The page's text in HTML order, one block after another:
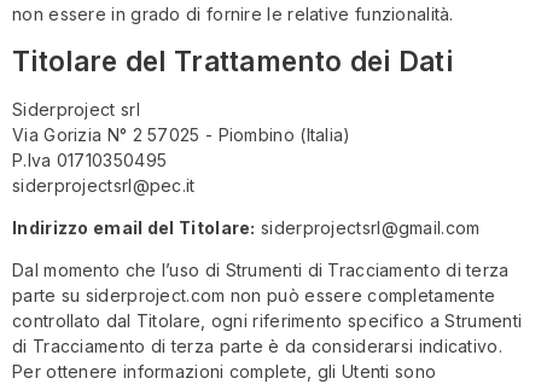
non essere in grado di fornire le relative funzionalità.
Titolare del Trattamento dei Dati
Siderproject srl
Via Gorizia N° 2 57025 - Piombino (Italia)
P.Iva 01710350495
siderprojectsrl@pec.it
Indirizzo email del Titolare: siderprojectsrl@gmail.com
Dal momento che l’uso di Strumenti di Tracciamento di terza
parte su siderproject.com non può essere completamente
controllato dal Titolare, ogni riferimento specifico a Strumenti
di Tracciamento di terza parte è da considerarsi indicativo.
Per ottenere informazioni complete, gli Utenti sono